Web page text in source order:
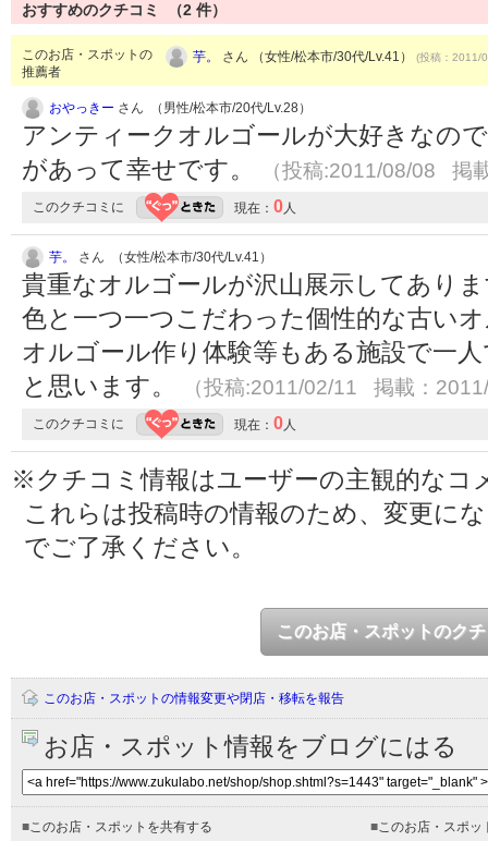
おすすめのクチコミ （2 件）
このお店・スポットの
推薦者
芋。 さん （女性/松本市/30代/Lv.41） (投稿：2011/
おやっきー さん （男性/松本市/20代/Lv.28）
アンティークオルゴールが大好きなの
があって幸せです。
（投稿:2011/08/08 掲
このクチコミに 現在： 0人
芋。 さん （女性/松本市/30代/Lv.41）
貴重なオルゴールが沢山展示してあり
色と一つ一つこだわった個性的な古い
オルゴール作り体験等もある施設で一
と思います。
（投稿:2011/02/11 掲載：
このクチコミに 現在： 0人
※クチコミ情報はユーザーの主観的なコ
これらは投稿時の情報のため、変更に
でご了承ください。
このお店・スポットのク
このお店・スポットの情報変更や閉店・移転を報告
お店・スポット情報をブログにはる
■このお店・スポットを共有する ■このお店・スポッ